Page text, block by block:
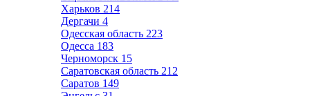
Харьков 214
Дергачи 4
Одесская область 223
Одесса 183
Черноморск 15
Саратовская область 212
Саратов 149